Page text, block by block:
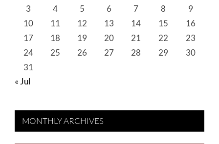
3
4 5 6 7 8
9
10
11 12 13 14 15
16
17
18 19 20 21 22
23
24
25 26 27 28 29
30
31
« Jul
MONTHLY ARCHIVES